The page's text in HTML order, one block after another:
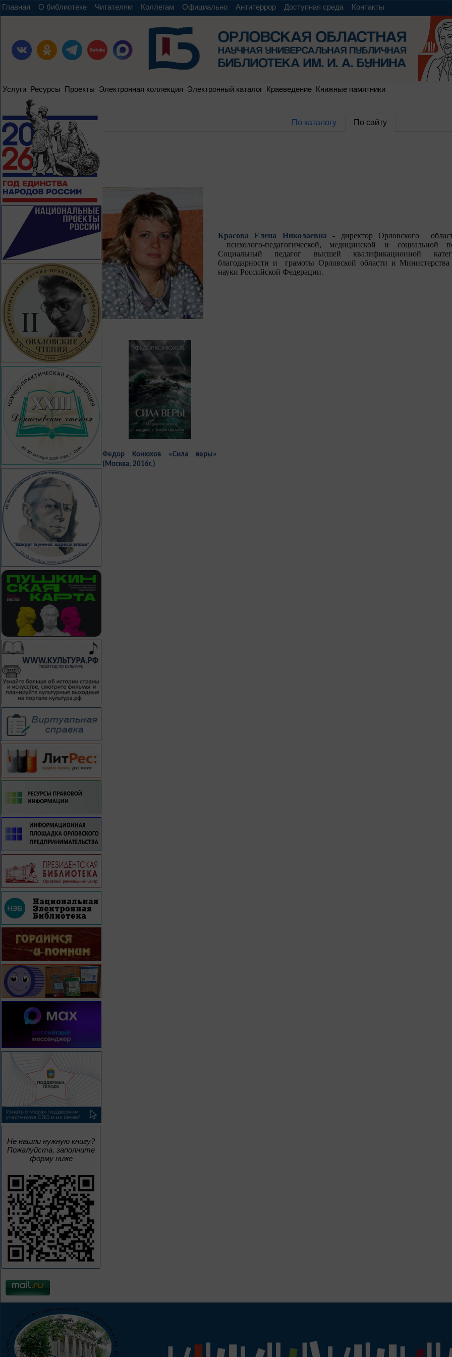
Главная О библиотеке Читателям Коллегам Официально Антитеррор Доступная среда Контакты
Услуги Ресурсы Проекты Электронная коллекция Электронный каталог Краеведение Книжные памятники
Не нашли нужную книгу?
Пожалуйста, заполните
форму ниже
По каталогу По сайту
Красова Елена Николаевна - директор Орловского
психолого-педагогической, медицинской и социальной
Социальный педагог высшей квалификационной
благодарности и грамоты Орловской области и Министерства
науки Российской Федерации.
Федор Конюхов «Сила веры»
(Москва, 2016г.)